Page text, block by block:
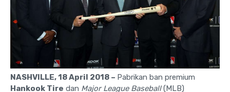
NASHVILLE, 18 April 2018 – Pabrikan ban premium
Hankook Tire dan Major LeagueBaseball(MLB)